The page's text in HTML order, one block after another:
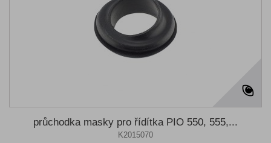
průchodka masky pro řídítka PIO 550, 555,...
K2015070